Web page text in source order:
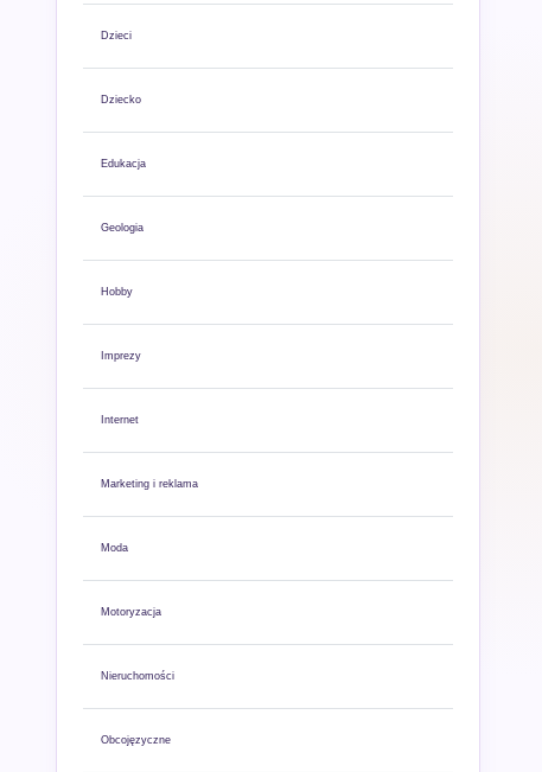
Dzieci
Dziecko
Edukacja
Geologia
Hobby
Imprezy
Internet
Marketing i reklama
Moda
Motoryzacja
Nieruchomości
Obcojęzyczne